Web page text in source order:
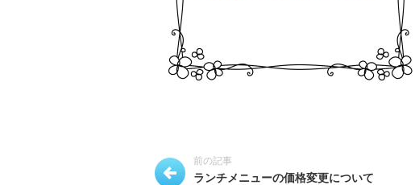
前の記事
ランチメニューの価格変更について